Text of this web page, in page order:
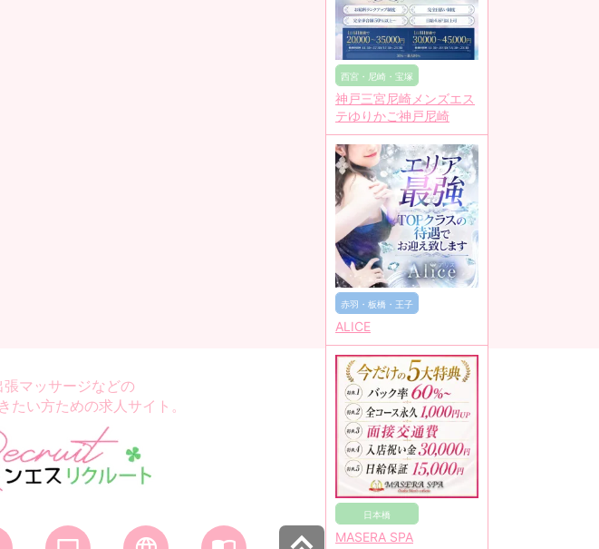
西宮・尼崎・宝塚
神戸三宮尼崎メンズエス
テゆりかご神戸尼崎
赤羽・板橋・王子
ALICE
日本橋
MASERA SPA
マッサージなどの
たい方ための求人サイト。